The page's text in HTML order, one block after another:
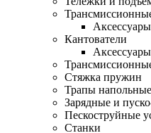
Кантователи
Стяжка пружин
Трапы напольные
Зарядные и
Пескоструйные
Станки